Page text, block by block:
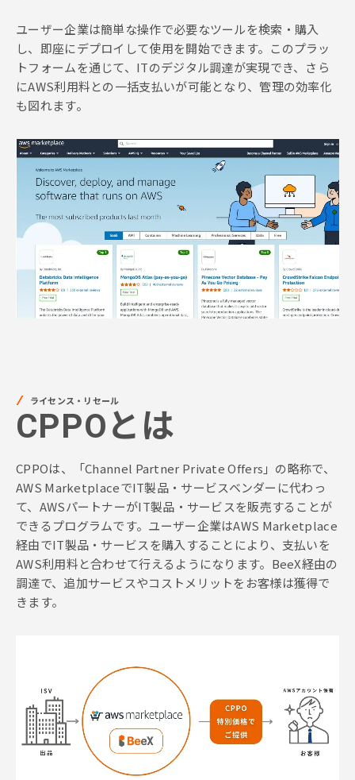
ユーザー企業は簡単な操作で必要なツールを検索・購入
し、即座にデプロイして使用を開始できます。このプラッ
トフォームを通じて、ITのデジタル調達が実現でき、さら
にAWS利用料との一括支払いが可能となり、管理の効率化
も図れます。
ライセンス・リセール
CPPOとは
CPPOは、「Channel Partner Private Offers」の略称で、
AWS MarketplaceでIT製品・サービスベンダーに代わっ
て、AWSパートナーがIT製品・サービスを販売することが
できるプログラムです。ユーザー企業はAWS Marketplace
経由でIT製品・サービスを購入することにより、支払いを
AWS利用料と合わせて行えるようになります。BeeX経由の
調達で、追加サービスやコストメリットをお客様は獲得で
きます。